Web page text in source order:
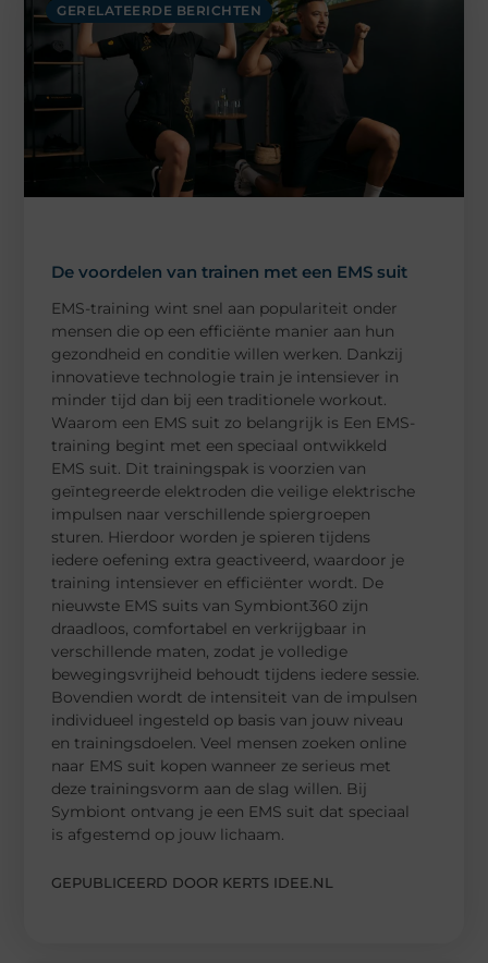
GERELATEERDE BERICHTEN
De voordelen van trainen met een EMS suit
EMS-training wint snel aan populariteit onder
mensen die op een efficiënte manier aan hun
gezondheid en conditie willen werken. Dankzij
innovatieve technologie train je intensiever in
minder tijd dan bij een traditionele workout.
Waarom een EMS suit zo belangrijk is Een EMS-
training begint met een speciaal ontwikkeld
EMS suit. Dit trainingspak is voorzien van
geïntegreerde elektroden die veilige elektrische
impulsen naar verschillende spiergroepen
sturen. Hierdoor worden je spieren tijdens
iedere oefening extra geactiveerd, waardoor je
training intensiever en efficiënter wordt. De
nieuwste EMS suits van Symbiont360 zijn
draadloos, comfortabel en verkrijgbaar in
verschillende maten, zodat je volledige
bewegingsvrijheid behoudt tijdens iedere sessie.
Bovendien wordt de intensiteit van de impulsen
individueel ingesteld op basis van jouw niveau
en trainingsdoelen. Veel mensen zoeken online
naar EMS suit kopen wanneer ze serieus met
deze trainingsvorm aan de slag willen. Bij
Symbiont ontvang je een EMS suit dat speciaal
is afgestemd op jouw lichaam.
GEPUBLICEERD DOOR KERTS IDEE.NL